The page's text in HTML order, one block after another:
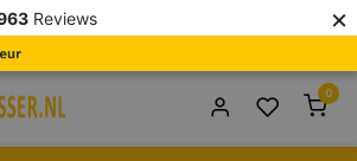
Reviews ×
0